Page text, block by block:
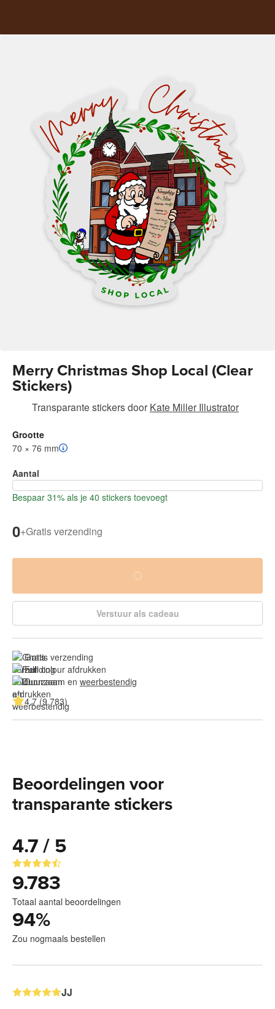
Merry Christmas Shop Local (Clear
Stickers)
Transparante stickersdoor Kate Miller Illustrator
Grootte
70 × 76 mm
Aantal
Bespaar 31% als je 40 stickers toevoegt
0+Gratis verzending
Verstuur als cadeau
Gratis verzending
Full colour afdrukken
Duurzaam en weerbestendig
4.7 (9.783)
Beoordelingen voor
transparante stickers
4.7 / 5
9.783
Totaal aantal beoordelingen
94%
Zou nogmaals bestellen
JJ